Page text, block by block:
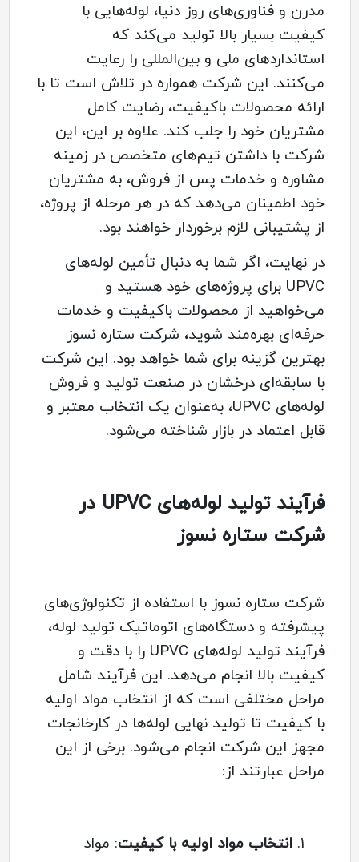
مدرن و فناوری‌های روز دنیا، لوله‌هایی با
کیفیت بسیار بالا تولید می‌کند که
استانداردهای ملی و بین‌المللی را رعایت
می‌کنند. این شرکت همواره در تلاش است تا با
ارائه محصولات باکیفیت، رضایت کامل
مشتریان خود را جلب کند. علاوه بر این، این
شرکت با داشتن تیم‌های متخصص در زمینه
مشاوره و خدمات پس از فروش، به مشتریان
خود اطمینان می‌دهد که در هر مرحله از پروژه،
از پشتیبانی لازم برخوردار خواهند بود.
در نهایت، اگر شما به دنبال تأمین لوله‌های
UPVC برای پروژه‌های خود هستید و
می‌خواهید از محصولات باکیفیت و خدمات
حرفه‌ای بهره‌مند شوید، شرکت ستاره نسوز
بهترین گزینه برای شما خواهد بود. این شرکت
با سابقه‌ای درخشان در صنعت تولید و فروش
لوله‌های UPVC، به‌عنوان یک انتخاب معتبر و
قابل اعتماد در بازار شناخته می‌شود.
فرآیند تولید لوله‌های UPVC در
شرکت ستاره نسوز
شرکت ستاره نسوز با استفاده از تکنولوژی‌های
پیشرفته و دستگاه‌های اتوماتیک تولید لوله،
فرآیند تولید لوله‌های UPVC را با دقت و
کیفیت بالا انجام می‌دهد. این فرآیند شامل
مراحل مختلفی است که از انتخاب مواد اولیه
با کیفیت تا تولید نهایی لوله‌ها در کارخانجات
مجهز این شرکت انجام می‌شود. برخی از این
مراحل عبارتند از:
انتخاب مواد اولیه با کیفیت: مواد